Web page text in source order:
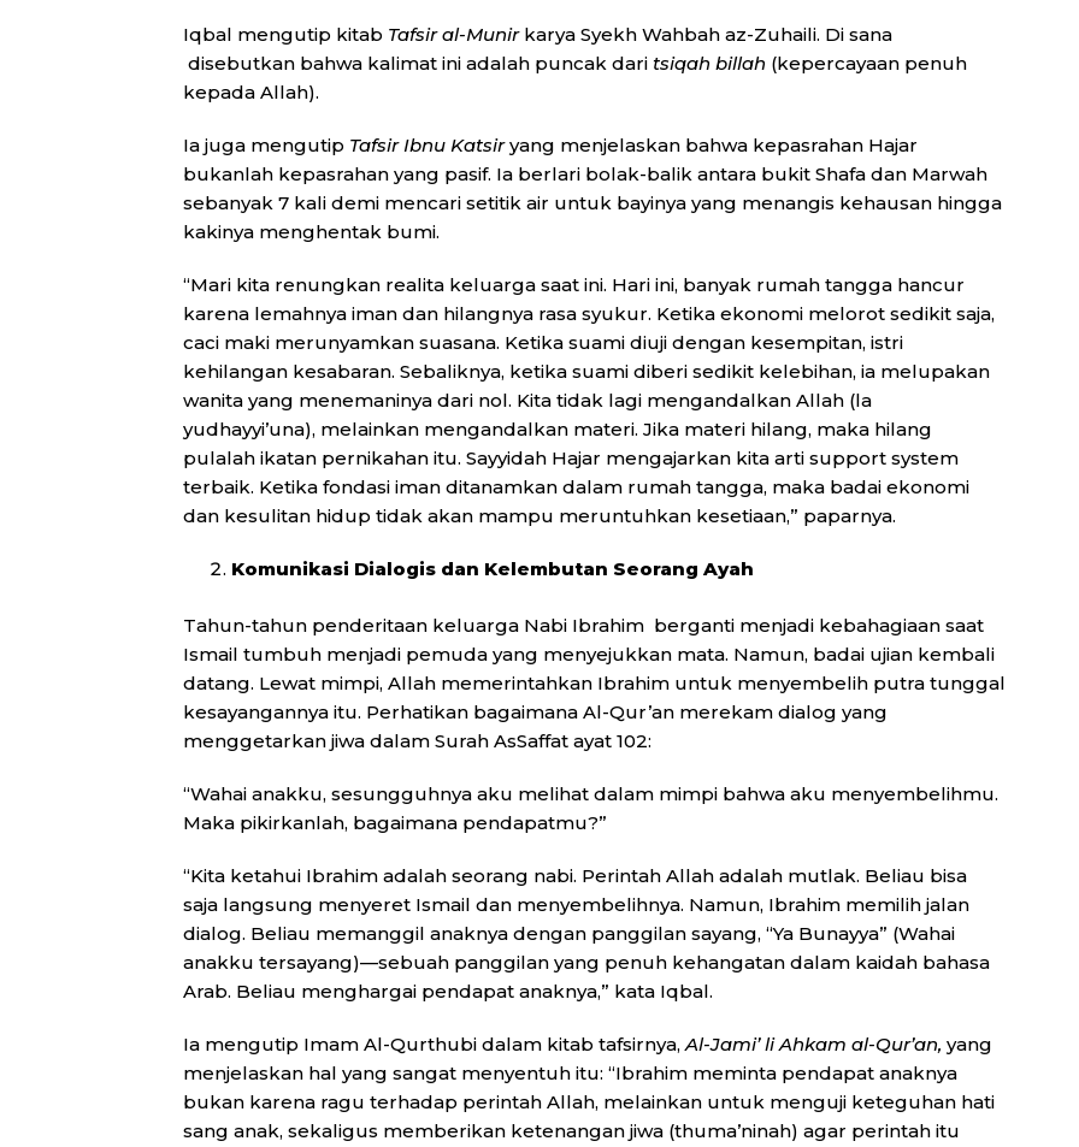
Iqbal mengutip kitab Tafsir al-Munirkarya Syekh Wahbah az-Zuhaili. Di sana
disebutkan bahwa kalimat ini adalah puncak dari tsiqah billah (kepercayaan penuh
kepada Allah).
Ia juga mengutip Tafsir Ibnu Katsiryang menjelaskan bahwa kepasrahan Hajar
bukanlah kepasrahan yang pasif. Ia berlari bolak-balik antara bukit Shafa dan Marwah
sebanyak 7 kali demi mencari setitik air untuk bayinya yang menangis kehausan hingga
kakinya menghentak bumi.
“Mari kita renungkan realita keluarga saat ini. Hari ini, banyak rumah tangga hancur
karena lemahnya iman dan hilangnya rasa syukur. Ketika ekonomi melorot sedikit saja,
caci maki merunyamkan suasana. Ketika suami diuji dengan kesempitan, istri
kehilangan kesabaran. Sebaliknya, ketika suami diberi sedikit kelebihan, ia melupakan
wanita yang menemaninya dari nol. Kita tidak lagi mengandalkan Allah (la
yudhayyi’una), melainkan mengandalkan materi. Jika materi hilang, maka hilang
pulalah ikatan pernikahan itu. Sayyidah Hajar mengajarkan kita arti support system
terbaik. Ketika fondasi iman ditanamkan dalam rumah tangga, maka badai ekonomi
dan kesulitan hidup tidak akan mampu meruntuhkan kesetiaan,” paparnya.
Komunikasi Dialogis dan Kelembutan Seorang Ayah
Tahun-tahun penderitaan keluarga Nabi Ibrahim berganti menjadi kebahagiaan saat
Ismail tumbuh menjadi pemuda yang menyejukkan mata. Namun, badai ujian kembali
datang. Lewat mimpi, Allah memerintahkan Ibrahim untuk menyembelih putra tunggal
kesayangannya itu. Perhatikan bagaimana Al-Qur’an merekam dialog yang
menggetarkan jiwa dalam Surah AsSaffat ayat 102:
“Wahai anakku, sesungguhnya aku melihat dalam mimpi bahwa aku menyembelihmu.
Maka pikirkanlah, bagaimana pendapatmu?”
“Kita ketahui Ibrahim adalah seorang nabi. Perintah Allah adalah mutlak. Beliau bisa
saja langsung menyeret Ismail dan menyembelihnya. Namun, Ibrahim memilih jalan
dialog. Beliau memanggil anaknya dengan panggilan sayang, “Ya Bunayya” (Wahai
anakku tersayang)—sebuah panggilan yang penuh kehangatan dalam kaidah bahasa
Arab. Beliau menghargai pendapat anaknya,” kata Iqbal.
Ia mengutip Imam Al-Qurthubi dalam kitab tafsirnya, Al-Jami’ li Ahkam al-Qur’an, yang
menjelaskan hal yang sangat menyentuh itu: “Ibrahim meminta pendapat anaknya
bukan karena ragu terhadap perintah Allah, melainkan untuk menguji keteguhan hati
sang anak, sekaligus memberikan ketenangan jiwa (thuma’ninah) agar perintah itu